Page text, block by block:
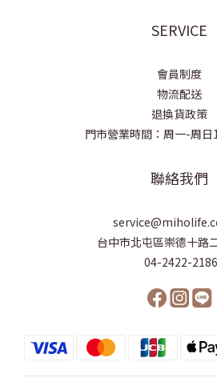
SERVICE
會員制度
物流配送
退換貨政策
門市營業時間：周一-周日
聯絡我們
台中市北屯區崇德十路
04-2422-2186